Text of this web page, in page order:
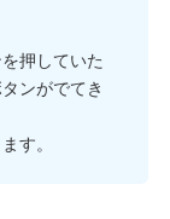
押していた
ンがでてき
す。